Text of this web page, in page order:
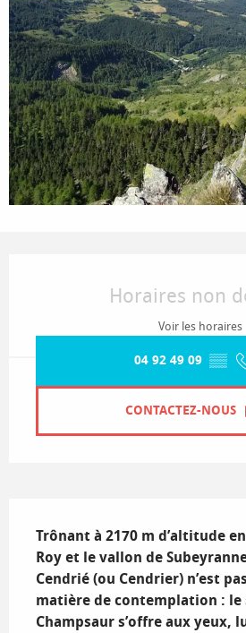
Horaires non
Voir les horaires
04 92 49 09 ▒▒
CONTACTEZ-NOUS
Trônant à 2170 m d’altitude
Roy et le vallon de
Cendrié (ou Cendrier) n’est
matière de contemplation : le
Champsaur s’offre aux yeux,